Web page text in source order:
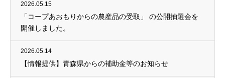
2026.05.15
「コープあおもりからの農産品の受取」 の公開抽選会を
開催しました。
2026.05.14
【情報提供】青森県からの補助金等のお知らせ